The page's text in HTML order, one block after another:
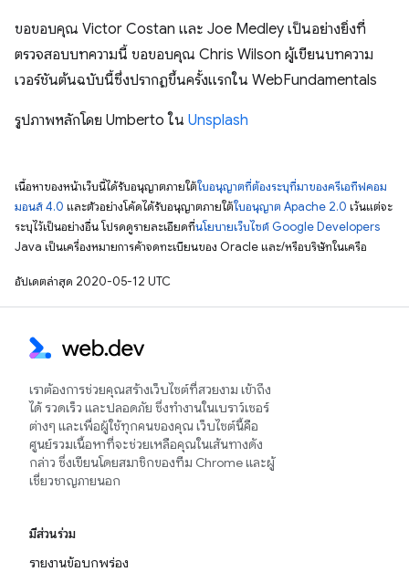
ขอขอบคุณ Victor Costan และ Joe Medley เป็นอย่างยิ่งที่
ตรวจสอบบทความนี้ ขอขอบคุณ Chris Wilson ผู้เขียนบทความ
เวอร์ชันต้นฉบับนี้ซึ่งปรากฏขึ้นครั้งแรกใน WebFundamentals
รูปภาพหลักโดย Umberto ใน Unsplash
เนื้อหาของหน้าเว็บนี้ได้รับอนุญาตภายใต้ใบอนุญาตที่ต้องระบุที่มาของครีเอทีฟคอม
มอนส์ 4.0 และตัวอย่างโค้ดได้รับอนุญาตภายใต้ใบอนุญาต Apache 2.0 เว้นแต่จะ
ระบุไว้เป็นอย่างอื่น โปรดดูรายละเอียดที่นโยบายเว็บไซต์ Google Developers
Java เป็นเครื่องหมายการค้าจดทะเบียนของ Oracle และ/หรือบริษัทในเครือ
อัปเดตล่าสุด 2020-05-12 UTC
เราต้องการช่วยคุณสร้างเว็บไซต์ที่สวยงาม เข้าถึง
ได้ รวดเร็ว และปลอดภัย ซึ่งทำงานในเบราว์เซอร์
ต่างๆ และเพื่อผู้ใช้ทุกคนของคุณ เว็บไซต์นี้คือ
ศูนย์รวมเนื้อหาที่จะช่วยเหลือคุณในเส้นทางดัง
กล่าว ซึ่งเขียนโดยสมาชิกของทีม Chrome และผู้
เชี่ยวชาญภายนอก
มีส่วนร่วม
รายงานข้อบกพร่อง